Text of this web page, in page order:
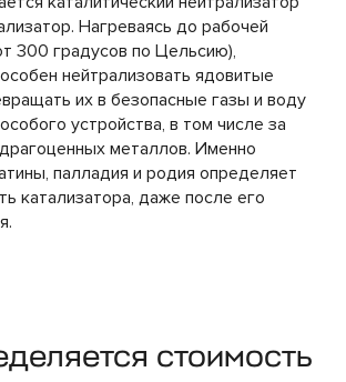
Нагреваясь до рабочей
300 градусов по Цельсию),
нейтрализовать ядовитые
их в безопасные газы и воду
устройства, в том числе за
металлов. Именно
палладия и родия определяет
катализатора, даже после его
стоимость